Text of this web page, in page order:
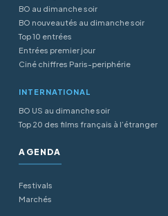
BO au dimanche soir
BO nouveautés au dimanche soir
Top 10 entrées
Entrées premier jour
Ciné chiffres Paris-periphérie
INTERNATIONAL
BO US au dimanche soir
Top 20 des films français à l’étranger
AGENDA
Festivals
Marchés